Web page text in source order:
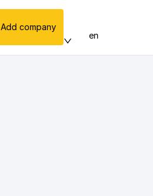
Add company
en